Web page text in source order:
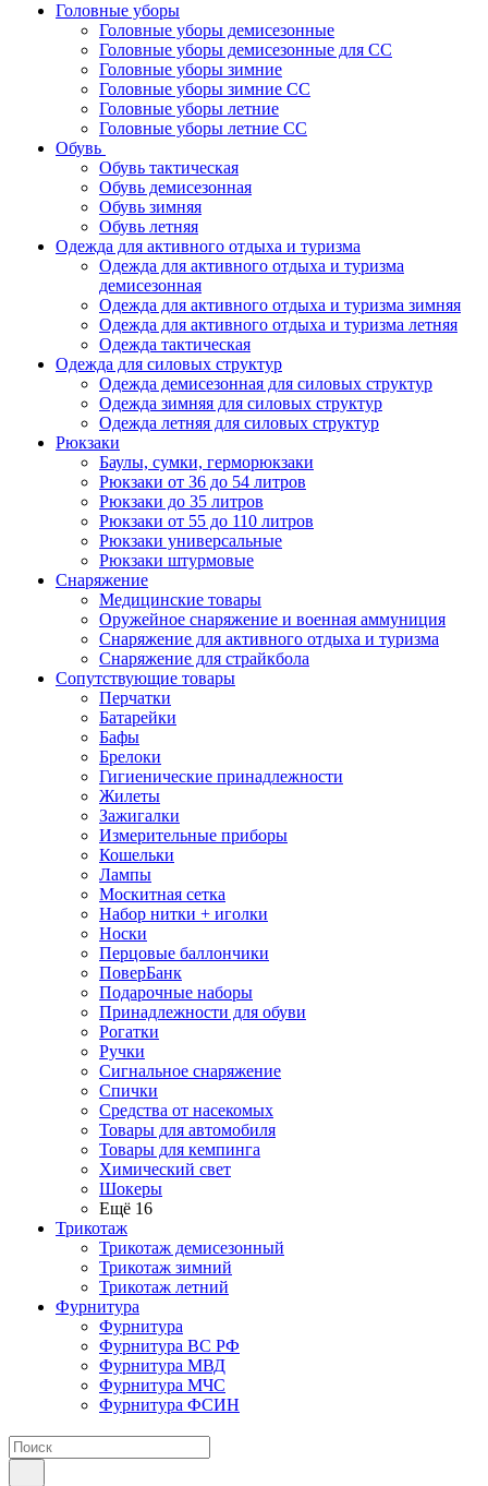
Головные уборы
Головные уборы демисезонные
Головные уборы демисезонные для СС
Головные уборы зимние
Головные уборы зимние СС
Головные уборы летние
Головные уборы летние СС
Обувь
Обувь тактическая
Обувь демисезонная
Обувь зимняя
Обувь летняя
Одежда для активного отдыха и туризма
Одежда для активного отдыха и туризма
демисезонная
Одежда для активного отдыха и туризма зимняя
Одежда для активного отдыха и туризма летняя
Одежда тактическая
Одежда для силовых структур
Одежда демисезонная для силовых структур
Одежда зимняя для силовых структур
Одежда летняя для силовых структур
Рюкзаки
Баулы, сумки, герморюкзаки
Рюкзаки от 36 до 54 литров
Рюкзаки до 35 литров
Рюкзаки от 55 до 110 литров
Рюкзаки универсальные
Рюкзаки штурмовые
Снаряжение
Медицинские товары
Оружейное снаряжение и военная аммуниция
Снаряжение для активного отдыха и туризма
Снаряжение для страйкбола
Сопутствующие товары
Перчатки
Батарейки
Бафы
Брелоки
Гигиенические принадлежности
Жилеты
Зажигалки
Измерительные приборы
Кошельки
Лампы
Москитная сетка
Набор нитки + иголки
Носки
Перцовые баллончики
ПоверБанк
Подарочные наборы
Принадлежности для обуви
Рогатки
Ручки
Сигнальное снаряжение
Спички
Средства от насекомых
Товары для автомобиля
Товары для кемпинга
Химический свет
Шокеры
Ещё 16
Трикотаж
Трикотаж демисезонный
Трикотаж зимний
Трикотаж летний
Фурнитура
Фурнитура
Фурнитура ВС РФ
Фурнитура МВД
Фурнитура МЧС
Фурнитура ФСИН